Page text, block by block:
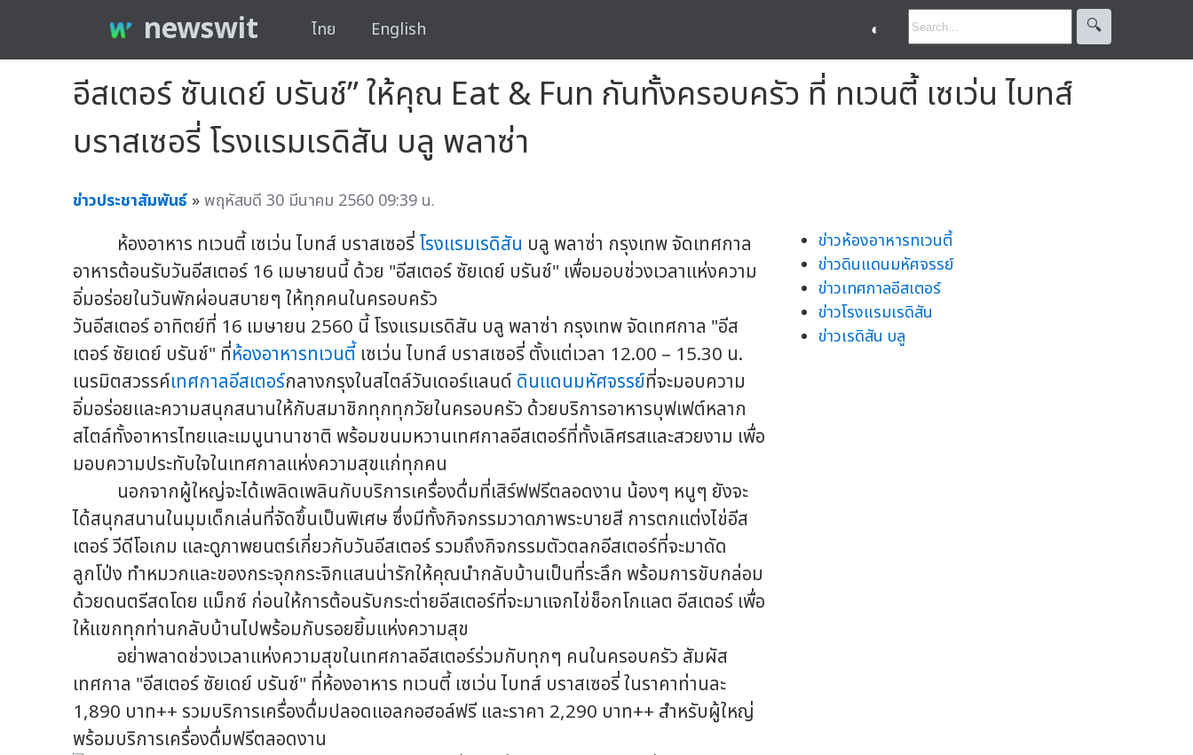
newswit ไทย English ◐ 🔍︎
อีสเตอร์ ซันเดย์ บรันช์” ให้คุณ Eat & Fun กันทั้งครอบครัว ที่ ทเวนตี้ เซเว่น ไบทส์
บราสเซอรี่ โรงแรมเรดิสัน บลู พลาซ่า
ข่าวประชาสัมพันธ์ »พฤหัสบดี 30 มีนาคม 2560 09:39 น.
ห้องอาหาร ทเวนตี้ เซเว่น ไบทส์ บราสเซอรี่โรงแรมเรดิสัน บลู พลาซ่า กรุงเทพ จัดเทศกาล
อาหารต้อนรับวันอีสเตอร์ 16 เมษายนนี้ ด้วย "อีสเตอร์ ซัยเดย์ บรันช์" เพื่อมอบช่วงเวลาแห่งความ
อิ่มอร่อยในวันพักผ่อนสบายๆ ให้ทุกคนในครอบครัว
วันอีสเตอร์ อาทิตย์ที่ 16 เมษายน 2560 นี้ โรงแรมเรดิสัน บลู พลาซ่า กรุงเทพ จัดเทศกาล "อีส
เตอร์ ซัยเดย์ บรันช์" ที่ห้องอาหารทเวนตี้ เซเว่น ไบทส์ บราสเซอรี่ ตั้งแต่เวลา 12.00 – 15.30 น.
เนรมิตสวรรค์เทศกาลอีสเตอร์กลางกรุงในสไตล์วันเดอร์แลนด์ ดินแดนมหัศจรรย์ที่จะมอบความ
อิ่มอร่อยและความสนุกสนานให้กับสมาชิกทุกทุกวัยในครอบครัว ด้วยบริการอาหารบุฟเฟต์หลาก
สไตล์ทั้งอาหารไทยและเมนูนานาชาติ พร้อมขนมหวานเทศกาลอีสเตอร์ที่ทั้งเลิศรสและสวยงาม เพื่อ
มอบความประทับใจในเทศกาลแห่งความสุขแก่ทุกคน
นอกจากผู้ใหญ่จะได้เพลิดเพลินกับบริการเครื่องดื่มที่เสิร์ฟฟรีตลอดงาน น้องๆ หนูๆ ยังจะ
ได้สนุกสนานในมุมเด็กเล่นที่จัดขึ้นเป็นพิเศษ ซึ่งมีทั้งกิจกรรมวาดภาพระบายสี การตกแต่งไข่อีส
เตอร์ วีดีโอเกม และดูภาพยนตร์เกี่ยวกับวันอีสเตอร์ รวมถึงกิจกรรมตัวตลกอีสเตอร์ที่จะมาดัด
ลูกโป่ง ทำหมวกและของกระจุกกระจิกแสนน่ารักให้คุณนำกลับบ้านเป็นที่ระลึก พร้อมการขับกล่อม
ด้วยดนตรีสดโดย แม็กซ์ ก่อนให้การต้อนรับกระต่ายอีสเตอร์ที่จะมาแจกไข่ช็อกโกแลต อีสเตอร์ เพื่อ
ให้แขกทุกท่านกลับบ้านไปพร้อมกับรอยยิ้มแห่งความสุข
อย่าพลาดช่วงเวลาแห่งความสุขในเทศกาลอีสเตอร์ร่วมกับทุกๆ คนในครอบครัว สัมผัส
เทศกาล "อีสเตอร์ ซัยเดย์ บรันช์" ที่ห้องอาหาร ทเวนตี้ เซเว่น ไบทส์ บราสเซอรี่ ในราคาท่านละ
1,890 บาท++ รวมบริการเครื่องดื่มปลอดแอลกอฮอล์ฟรี และราคา 2,290 บาท++ สำหรับผู้ใหญ่
พร้อมบริการเครื่องดื่มฟรีตลอดงาน
ข่าวห้องอาหารทเวนตี้
ข่าวดินแดนมหัศจรรย์
ข่าวเทศกาลอีสเตอร์
ข่าวโรงแรมเรดิสัน
ข่าวเรดิสัน บลู